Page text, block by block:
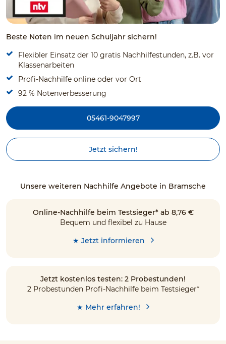
Beste Noten im neuen Schuljahr sichern!
Flexibler Einsatz der 10 gratis Nachhilfestunden, z.B. vor
Klassenarbeiten
Profi-Nachhilfe online oder vor Ort
92 % Notenverbesserung
05461-9047997
Jetzt sichern!
Unsere weiteren Nachhilfe Angebote in Bramsche
Online-Nachhilfe beim Testsieger* ab 8,76 €
Bequem und flexibel zu Hause
★ Jetzt informieren
Jetzt kostenlos testen: 2 Probestunden!
2 Probestunden Profi-Nachhilfe beim Testsieger*
★ Mehr erfahren!